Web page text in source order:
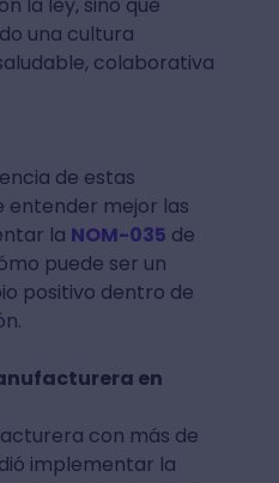
una cultura
colaborativa
de estas
entender mejor las
la NOM-035 de
puede ser un
positivo dentro de
en
con más de
implementar la